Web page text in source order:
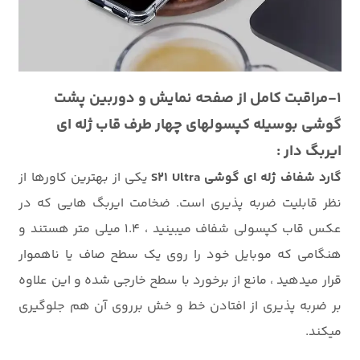
1-مراقبت کامل از صفحه نمایش و دوربین پشت
گوشی بوسیله کپسولهای چهار طرف قاب ژله ای
ایربگ دار :
گارد شفاف ژله ای گوشی S21 Ultra
یکی از بهترین کاورها از
نظر قابلیت ضربه پذیری است. ضخامت ایربگ هایی که در
عکس قاب کپسولی شفاف میبینید ، 1.4 میلی متر هستند و
هنگامی که موبایل خود را روی یک سطح صاف یا ناهموار
قرار میدهید ، مانع از برخورد با سطح خارجی شده و این علاوه
بر ضربه پذیری از افتادن خط و خش برروی آن هم جلوگیری
میکند.